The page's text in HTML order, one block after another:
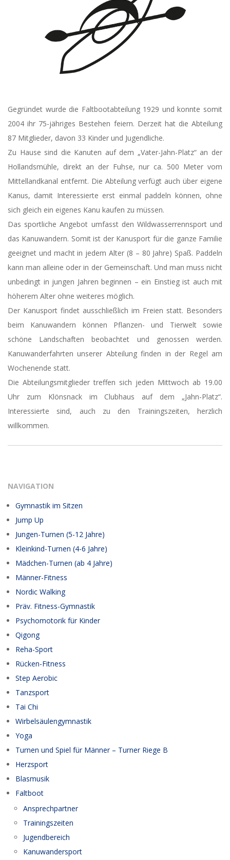
Gegründet wurde die Faltbootabteilung 1929 und konnte somit
2004 ihr 75-jähriges Bestehen feiern. Derzeit hat die Abteilung
87 Mitglieder, davon 33 Kinder und Jugendliche.
Zu Hause sind die Kanuten auf dem „Vater-Jahn-Platz“ an der
Hollandsmühle, direkt an der Fuhse, nur ca. 500 Meter vom
Mittellandkanal entfernt. Die Abteilung verfügt auch über eigene
Kanus, damit Interessierte erst einmal paddeln können, ohne
sich gleich ein eigenes Kanu kaufen zu müssen.
Das sportliche Angebot umfasst den Wildwasserrennsport und
das Kanuwandern. Somit ist der Kanusport für die ganze Familie
geeignet und macht in jedem Alter (8 – 80 Jahre) Spaß. Paddeln
kann man alleine oder in der Gemeinschaft. Und man muss nicht
unbedingt in jungen Jahren beginnen – ein Einstieg ist auch mit
höherem Alter ohne weiteres möglich.
Der Kanusport findet ausschließlich im Freien statt. Besonders
beim Kanuwandern können Pflanzen- und Tierwelt sowie
schöne Landschaften beobachtet und genossen werden.
Kanuwanderfahrten unserer Abteilung finden in der Regel am
Wochenende statt.
Die Abteilungsmitglieder treffen sich jeden Mittwoch ab 19.00
Uhr zum Klönsnack im Clubhaus auf dem „Jahn-Platz“.
Interessierte sind, auch zu den Trainingszeiten, herzlich
willkommen.
NAVIGATION
Gymnastik im Sitzen
Jump Up
Jungen-Turnen (5-12 Jahre)
Kleinkind-Turnen (4-6 Jahre)
Mädchen-Turnen (ab 4 Jahre)
Männer-Fitness
Nordic Walking
Präv. Fitness-Gymnastik
Psychomotorik für Kinder
Qigong
Reha-Sport
Rücken-Fitness
Step Aerobic
Tanzsport
Tai Chi
Wirbelsäulengymnastik
Yoga
Turnen und Spiel für Männer – Turner Riege B
Herzsport
Blasmusik
Faltboot
Ansprechpartner
Trainingszeiten
Jugendbereich
Kanuwandersport